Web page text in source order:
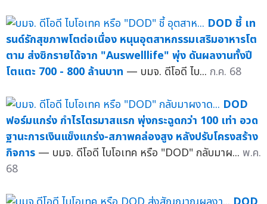
DOD ชี้ เท
รนด์รักสุขภาพโตต่อเนื่อง หนุนอุตสาหกรรมเสริมอาหารโต
ตาม ส่งซิกรายได้จาก "Auswelllife" พุ่ง ดันผลงานทั้งปี
โตแตะ 700 - 800 ล้านบาท — บมจ. ดีโอดี ไบ... ก.ค. 68
DOD
ฟอร์มแกร่ง กำไรไตรมาสแรก พุ่งกระฉูดกว่า 100 เท่า อวด
ฐานะการเงินแข็งแกร่ง-สภาพคล่องสูง หลังปรับโครงสร้าง
กิจการ — บมจ. ดีโอดี ไบโอเทค หรือ "DOD" กลับมาผ... พ.ค.
68